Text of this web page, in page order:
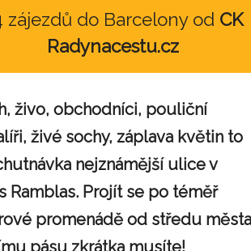
zájezdů do Barcelony od CK
Radynacestu.cz
živo, obchodníci, pouliční
živé sochy, záplava květin to
nejznámější ulice v
Ramblas. Projít se po téměř
promenádě od středu města
pásu zkrátka musíte!